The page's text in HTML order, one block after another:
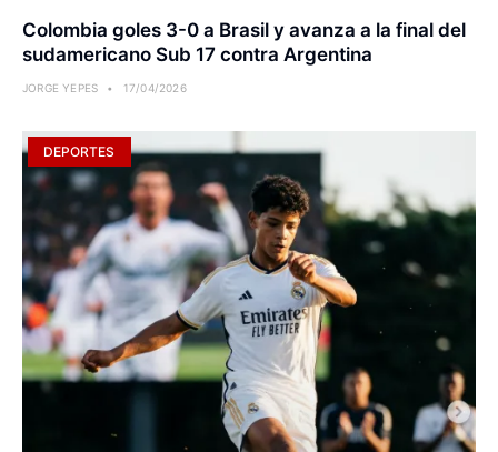
Colombia goles 3-0 a Brasil y avanza a la final del
sudamericano Sub 17 contra Argentina
JORGE YEPES 17/04/2026
DEPORTES